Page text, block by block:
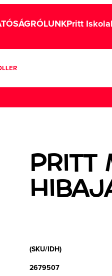
RÓLUNKPritt
PRITT
(SKU/IDH)
2679507